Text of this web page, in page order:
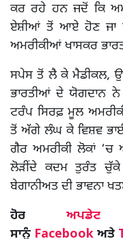
ਕਰ ਰਹੇ ਹਨ ਜਦੋਂ ਕਿ
ਏਸ਼ੀਆਂ ਤੋਂ ਆਏ ਹੋਣ ਜਾ
ਅਮਰੀਕੀਆਂ ਖਾਸਕਰ
ਸਪੇਸ ਤੋਂ ਲੈ ਕੇ ਮੈਡੀਕਲ,
ਭਾਰਤੀਆਂ ਦੇ ਯੋਗਦਾਨ ਨੇ
ਟਰੰਪ ਸਿਰਫ਼ ਮੂਲ
ਤੋਂ ਅੱਗੇ ਲੰਘ ਕੇ ਵਿਸ਼ਵ
ਗੈਰ ਅਮਰੀਕੀ ਲੋਕਾਂ ‘ਚ
ਲੋੜੀਂਦੇ ਕਦਮ ਤੁਰੰਤ ਚੁੱਕੇ
ਬੇਗਾਨੀਅਤ ਦੀ ਭਾਵਨਾ
ਹੋਰ ਅਪਡੇਟ
ਸਾਨੂੰ Facebook ਅਤੇ